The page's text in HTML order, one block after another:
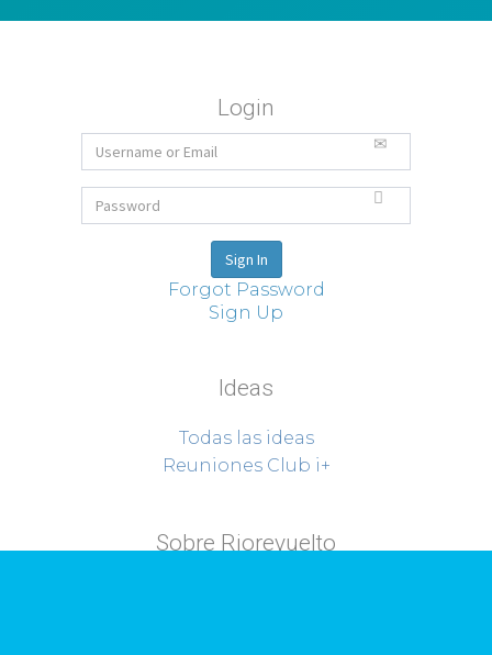
Login
Forgot Password
Sign Up
Ideas
Todas las ideas
Reuniones Club i+
Sobre Riorevuelto